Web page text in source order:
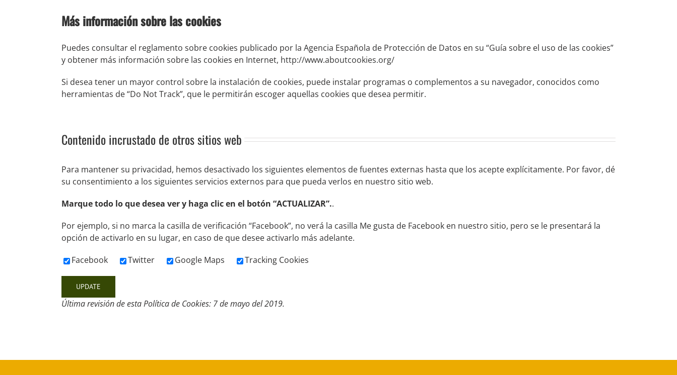
Más información sobre las cookies
Puedes consultar el reglamento sobre cookies publicado por la Agencia Española de Protección de Datos en su “Guía sobre el uso de las cookies”
y obtener más información sobre las cookies en Internet, http://www.aboutcookies.org/
Si desea tener un mayor control sobre la instalación de cookies, puede instalar programas o complementos a su navegador, conocidos como
herramientas de “Do Not Track”, que le permitirán escoger aquellas cookies que desea permitir.
Contenido incrustado de otros sitios web
Para mantener su privacidad, hemos desactivado los siguientes elementos de fuentes externas hasta que los acepte explícitamente. Por favor, dé
su consentimiento a los siguientes servicios externos para que pueda verlos en nuestro sitio web.
Marque todo lo que desea ver y haga clic en el botón “ACTUALIZAR”..
Por ejemplo, si no marca la casilla de verificación “Facebook”, no verá la casilla Me gusta de Facebook en nuestro sitio, pero se le presentará la
opción de activarlo en su lugar, en caso de que desee activarlo más adelante.
Facebook
Twitter Google Maps Tracking Cookies
Última revisión de esta Política de Cookies: 7 de mayo del 2019.